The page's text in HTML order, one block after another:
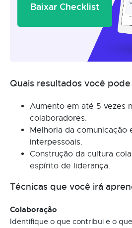
Baixar Checklist
Quais resultados você
Aumento em até 5 vezes
colaboradores.
Melhoria da comunicação
interpessoais.
Construção da cultura
espírito de liderança.
Técnicas que você irá
Colaboração
Identifique o que contribui e o